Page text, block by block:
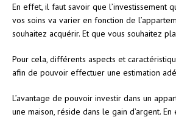
En effet, il faut savoir que l’investissement
vos soins va varier en fonction de
souhaitez acquérir. Et que vous souhaitez
Pour cela, différents aspects et
afin de pouvoir effectuer une estimation
L’avantage de pouvoir investir dans un
une maison, réside dans le gain d’argent.